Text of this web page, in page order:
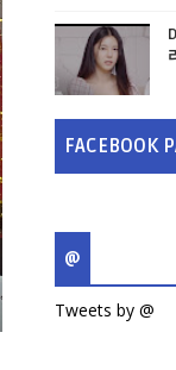
FACEBOOK
@
Tweets by @